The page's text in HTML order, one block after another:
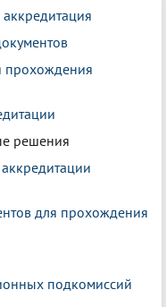
прохождения
решения
для прохождения
подкомиссий